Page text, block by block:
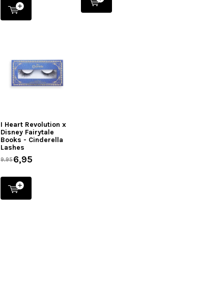
I Heart Revolution x
Disney Fairytale
Books - Cinderella
Lashes
9,956,95